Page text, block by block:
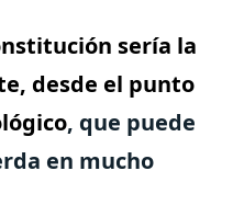
sería la
desde el punto
, que puede
en mucho